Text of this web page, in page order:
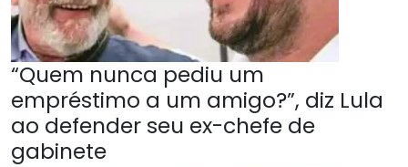
“Quem nunca pediu um
empréstimo a um amigo?”, diz Lula
ao defender seu ex-chefe de
gabinete